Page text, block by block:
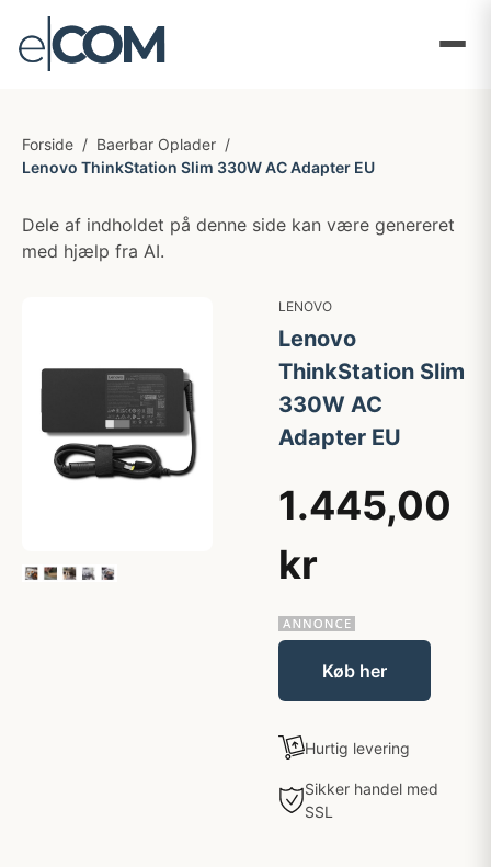
Forside / Baerbar Oplader /
Lenovo ThinkStation Slim 330W AC Adapter EU
Dele af indholdet på denne side kan være genereret
med hjælp fra AI.
LENOVO
Lenovo
ThinkStation Slim
330W AC
Adapter EU
1.445,00
kr
Køb her
Hurtig levering
Sikker handel med
SSL